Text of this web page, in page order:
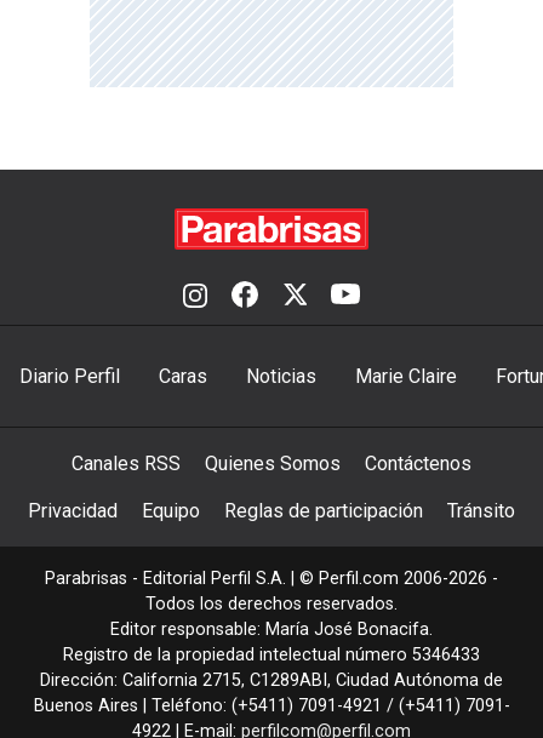
Diario Perfil Caras Noticias Marie Claire
Canales RSS Quienes Somos Contáctenos
Privacidad Equipo Reglas de participación Tránsito
Parabrisas - Editorial Perfil S.A. | © Perfil.com 2006-2026 -
Todos los derechos reservados.
Editor responsable: María José Bonacifa.
Registro de la propiedad intelectual número 5346433
Dirección: California 2715, C1289ABI , Ciudad Autónoma de
Buenos Aires | Teléfono: (+5411) 7091-4921 / (+5411) 7091-
4922 | E-mail: perfilcom@perfil.com